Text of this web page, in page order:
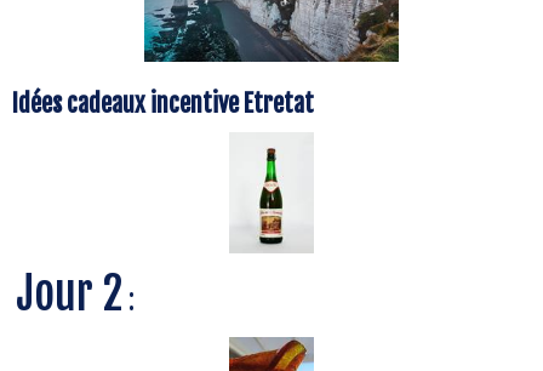
Idées cadeaux incentive Etretat
Jour 2 :